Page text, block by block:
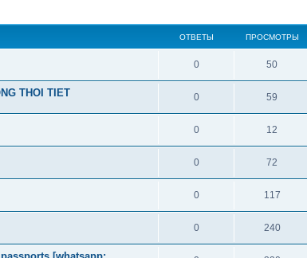
ОТВЕТЫ ПРОСМОТРЫ
0 50
THOI TIET 0 59
0 12
0 72
0 117
0 240